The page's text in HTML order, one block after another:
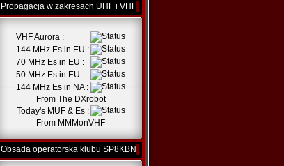
Propagacja w zakresach UHF i VHF
VHF Aurora :
144 MHz Es in EU :
70 MHz Es in EU :
50 MHz Es in EU :
144 MHz Es in NA :
From The DXrobot
Today's MUF & Es :
From MMMonVHF
Obsada operatorska klubu SP8KBN